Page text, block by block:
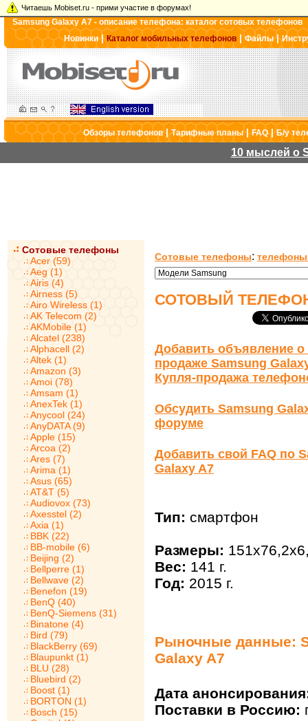
Читаешь Mobiset.ru - прими участие в форумах!
Samsung Galaxy A7 - описание телефона: каталог сотовых телефонов
Новинки|Каталог мобильных телефонов |Файлы|
Обзоры телефонов|Тарифные планы|FAQ|Б/у
10 мыслей о
Сотовые телефоны
Acer (59)
Aeg (1)
Airis (4)
Airness (5)
Airo Wireless (1)
AK Telecom (2)
AKMobile (1)
Alcatel (238)
Alphacell (2)
Altek (1)
Amazon (3)
Amoi (78)
Amsam (1)
AnexTek (1)
Anycool (24)
AnyDATA (9)
Apple (15)
Arcoa (2)
Ares (7)
Arima (1)
Asus (65)
AT&T (5)
Audiovox (73)
Axesstel (2)
Axia (1)
BBK (22)
BB-mobile (6)
Beijing (2)
Bellperre (1)
Bellwave (2)
Benefon (19)
BenQ (40)
BenQ-Siemens (31)
Binatone (4)
Bird (79)
BlackBerry (69)
Blaupunkt (1)
BLU (28)
Bluebird (2)
Boost (1)
BORTON (1)
Bosch (15)
Сотовые телефоны:
СОТОВЫЙ ТЕЛЕФОН
Добавить объявление о
продаже Samsung
Купля-продажа
Обсудить Samsung
форуме
Добавить свой FAQ по
Galaxy A7
Тип: смартфон
Размеры:
Вес: 141 г.
Год: 2015 г.
Рыночные данные:
Galaxy A7
Дата
Поставки в Россию: